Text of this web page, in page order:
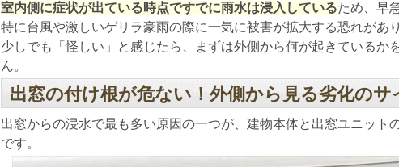
室内側に症状が出ている時点ですでに雨水は浸入しているため、早
特に台風や激しいゲリラ豪雨の際に一気に被害が拡大する恐れがあり
少しでも「怪しい」と感じたら、まずは外側から何が起きているか
ん。
出窓の付け根が危ない！外側から見る劣化のサ
出窓からの浸水で最も多い原因の一つが、建物本体と出窓ユニット
です。